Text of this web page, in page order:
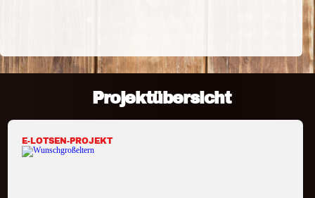
Projektübersicht
E-LOTSEN-PROJEKT